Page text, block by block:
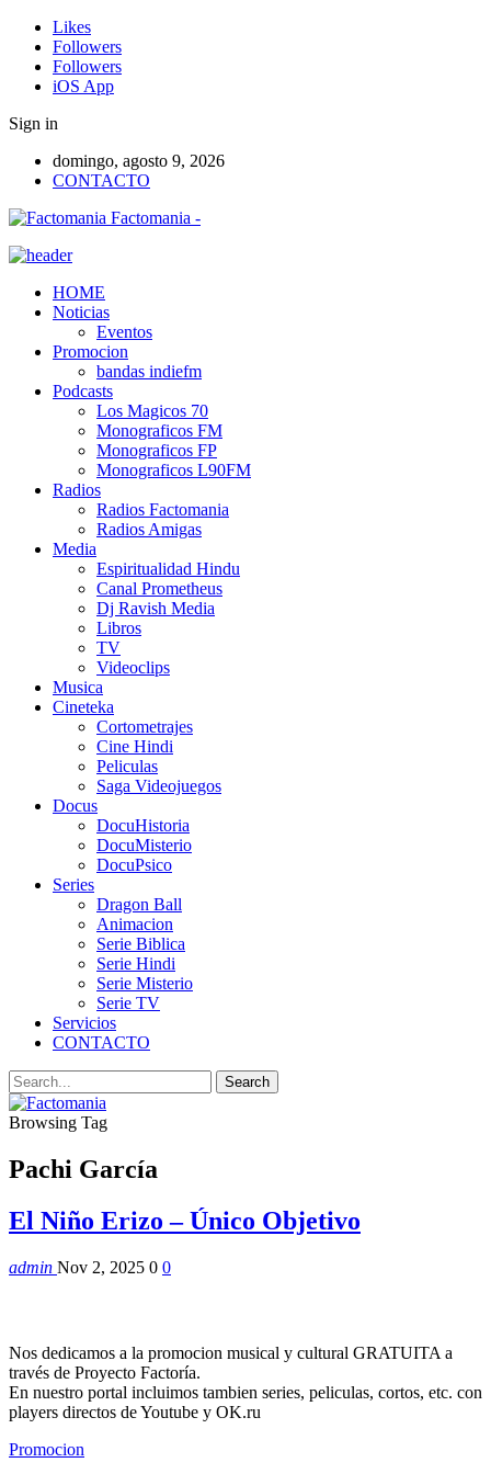
Likes
Followers
Followers
iOS App
Sign in
domingo, agosto 9, 2026
CONTACTO
Factomania -
HOME
Noticias
Eventos
Promocion
bandas indiefm
Podcasts
Los Magicos 70
Monograficos FM
Monograficos FP
Monograficos L90FM
Radios
Radios Factomania
Radios Amigas
Media
Espiritualidad Hindu
Canal Prometheus
Dj Ravish Media
Libros
TV
Videoclips
Musica
Cineteka
Cortometrajes
Cine Hindi
Peliculas
Saga Videojuegos
Docus
DocuHistoria
DocuMisterio
DocuPsico
Series
Dragon Ball
Animacion
Serie Biblica
Serie Hindi
Serie Misterio
Serie TV
Servicios
CONTACTO
Browsing Tag
Pachi García
El Niño Erizo – Único Objetivo
admin Nov 2, 2025 0 0
Nos dedicamos a la promocion musical y cultural GRATUITA a
través de Proyecto Factoría.
En nuestro portal incluimos tambien series, peliculas, cortos, etc. con
players directos de Youtube y OK.ru
Promocion